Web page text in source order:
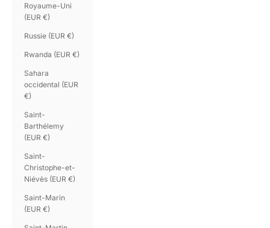
Royaume-Uni
(EUR €)
Russie (EUR €)
Rwanda (EUR €)
Sahara
occidental (EUR
€)
Saint-
Barthélemy
(EUR €)
Saint-
Christophe-et-
Niévès (EUR €)
Saint-Marin
(EUR €)